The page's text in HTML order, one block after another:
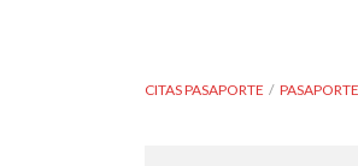
CITAS PASAPORTE PASAPORTE